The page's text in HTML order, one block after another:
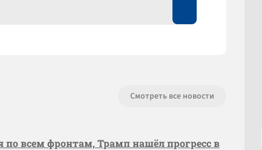
Смотреть все новости
по всем фронтам, Трамп нашёл прогресс в